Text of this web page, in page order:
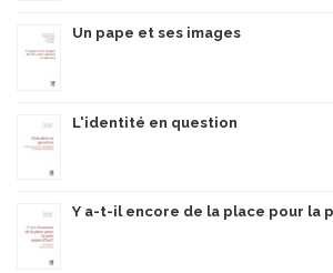
Un pape et ses images
L'identité en question
Y a-t-il encore de la place pour la